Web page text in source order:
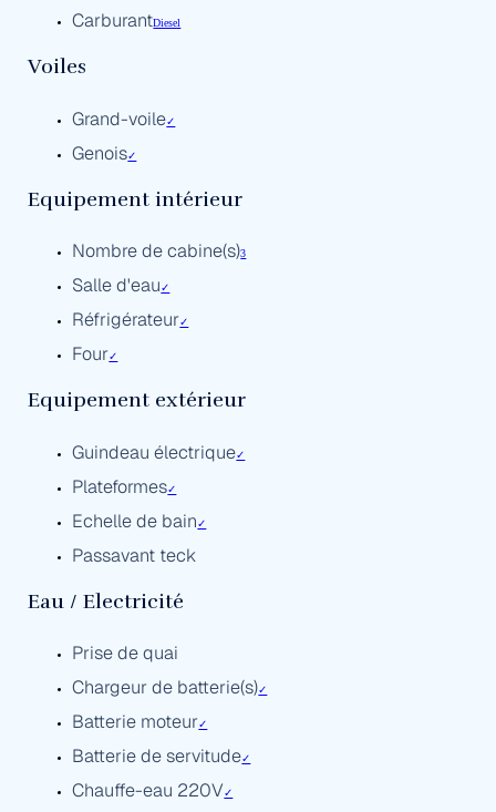
CarburantDiesel
Voiles
Grand-voile✓
Genois✓
Equipement intérieur
Nombre de cabine(s)3
Salle d'eau✓
Réfrigérateur✓
Four✓
Equipement extérieur
Guindeau électrique✓
Plateformes✓
Echelle de bain✓
Passavant teck
Eau / Electricité
Prise de quai
Chargeur de batterie(s)✓
Batterie moteur✓
Batterie de servitude✓
Chauffe-eau 220V✓